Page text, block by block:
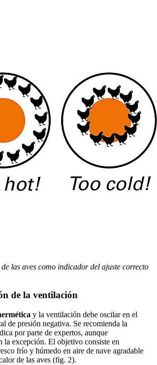
las aves como indicador del ajuste correcto
de la ventilación
y la ventilación debe oscilar en el
de presión negativa. Se recomienda la
por parte de expertos, aunque
la excepción. El objetivo consiste en
frío y húmedo en aire de nave agradable
de las aves (fig. 2).